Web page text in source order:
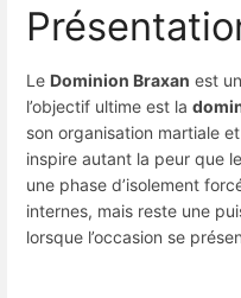
Le Dominion Braxan est un
l’objectif ultime est la
son organisation martiale
inspire autant la peur que
une phase d’isolement
internes, mais reste une
lorsque l’occasion se